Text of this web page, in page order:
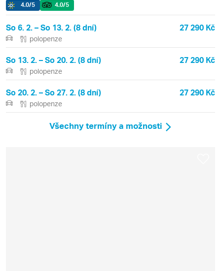
4.0/5 4.0/5
So 6. 2. – So 13. 2. (8 dní) 27 290 Kč
polopenze
So 13. 2. – So 20. 2. (8 dní) 27 290 Kč
polopenze
So 20. 2. – So 27. 2. (8 dní) 27 290 Kč
polopenze
Všechny termíny a možnosti